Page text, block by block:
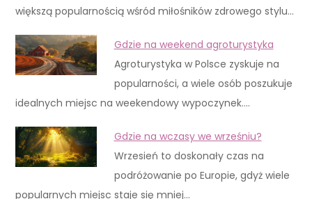
większą popularnością wśród miłośników zdrowego stylu…
Gdzie na weekend agroturystyka
Agroturystyka w Polsce zyskuje na
popularności, a wiele osób poszukuje
idealnych miejsc na weekendowy wypoczynek.…
Gdzie na wczasy we wrześniu?
Wrzesień to doskonały czas na
podróżowanie po Europie, gdyż wiele
popularnych miejsc staje się mniej…